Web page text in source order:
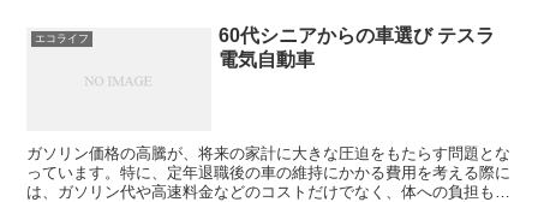
エコライフ
60代シニアからの車選び テスラ
電気自動車
ガソリン価格の高騰が、将来の家計に大きな圧迫をもたらす問題とな
っています。特に、定年退職後の車の維持にかかる費用を考える際に
は、ガソリン代や高速料金などのコストだけでなく、体への負担も考